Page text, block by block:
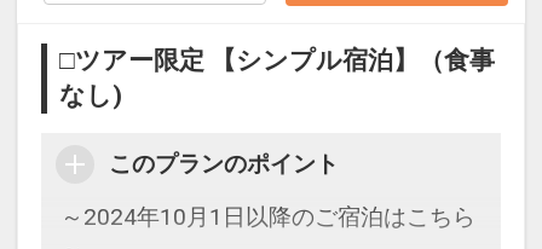
■お部屋■
○全室洗い場付のバスルームとトイレは
セパレート！
○全室加湿機能付空気清浄機完備
○全館Wi-Fi接続可能
□ツアー限定 【シンプル宿泊】（食事
なし)
このプランのポイント
～2024年10月1日以降のご宿泊はこちら